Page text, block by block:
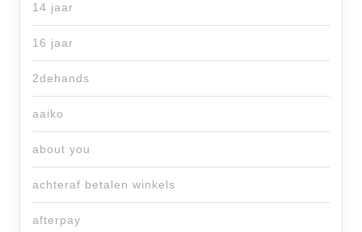
14 jaar
16 jaar
2dehands
aaiko
about you
achteraf betalen winkels
afterpay